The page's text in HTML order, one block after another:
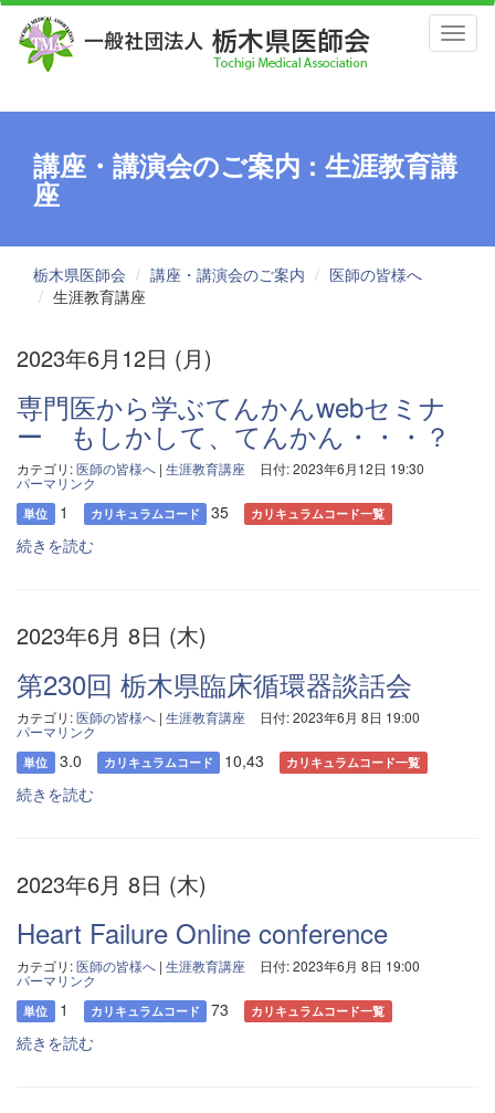
講座・講演会のご案内 : 生涯教育講
座
栃木県医師会 講座・講演会のご案内
医師の皆様へ
生涯教育講座
2023年6月12日 (月)
専門医から学ぶてんかんwebセミナ
ー もしかして、てんかん・・・？
カテゴリ:医師の皆様へ | 生涯教育講座 日付: 2023年6月12日 19:30
パーマリンク
単位 1 カリキュラムコード 35 カリキュラムコード一覧
続きを読む
2023年6月 8日 (木)
第230回 栃木県臨床循環器談話会
カテゴリ:医師の皆様へ | 生涯教育講座 日付: 2023年6月 8日 19:00
パーマリンク
単位 3.0 カリキュラムコード 10,43 カリキュラムコード一覧
続きを読む
2023年6月 8日 (木)
Heart Failure Online conference
カテゴリ:医師の皆様へ | 生涯教育講座 日付: 2023年6月 8日 19:00
パーマリンク
単位 1 カリキュラムコード 73 カリキュラムコード一覧
続きを読む